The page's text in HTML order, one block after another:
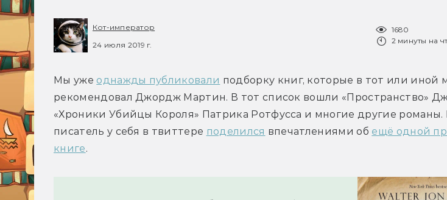
Кот-император
24 июля 2019 г.
1680
2 минуты на
Мы уже однажды публиковали подборку книг, которые в тот или иной
рекомендовал Джордж Мартин. В тот список вошли «Пространство»
«Хроники Убийцы Короля» Патрика Ротфусса и многие другие романы.
писатель у себя в твиттере поделился впечатлениями об ещё одной
книге.